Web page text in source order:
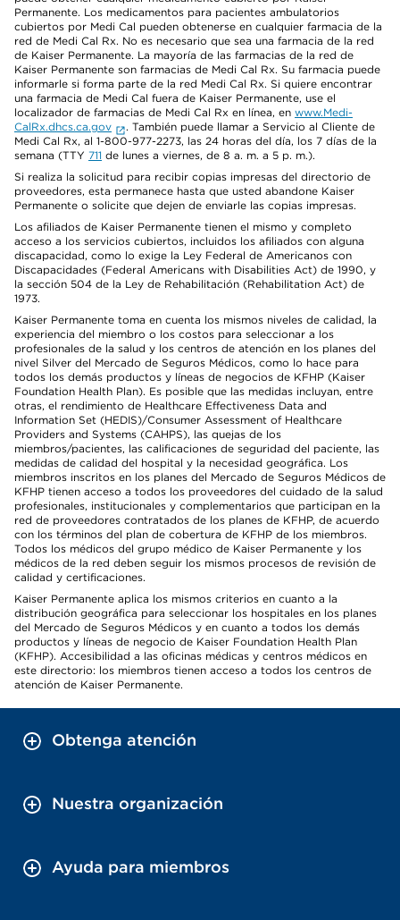
Permanente. Los medicamentos para pacientes ambulatorios
cubiertos por Medi Cal pueden obtenerse en cualquier farmacia de la
red de Medi Cal Rx. No es necesario que sea una farmacia de la red
de Kaiser Permanente. La mayoría de las farmacias de la red de
Kaiser Permanente son farmacias de Medi Cal Rx. Su farmacia puede
informarle si forma parte de la red Medi Cal Rx. Si quiere encontrar
una farmacia de Medi Cal fuera de Kaiser Permanente, use el
localizador de farmacias de Medi Cal Rx en línea, en www.Medi-
CalRx.dhcs.ca.gov
. También puede llamar a Servicio al Cliente de
Medi Cal Rx, al 1-800-977-2273, las 24 horas del día, los 7 días de la
semana (TTY 711 de lunes a viernes, de 8 a. m. a 5 p. m.).
Si realiza la solicitud para recibir copias impresas del directorio de
proveedores, esta permanece hasta que usted abandone Kaiser
Permanente o solicite que dejen de enviarle las copias impresas.
Los afiliados de Kaiser Permanente tienen el mismo y completo
acceso a los servicios cubiertos, incluidos los afiliados con alguna
discapacidad, como lo exige la Ley Federal de Americanos con
Discapacidades (Federal Americans with Disabilities Act) de 1990, y
la sección 504 de la Ley de Rehabilitación (Rehabilitation Act) de
1973.
Kaiser Permanente toma en cuenta los mismos niveles de calidad, la
experiencia del miembro o los costos para seleccionar a los
profesionales de la salud y los centros de atención en los planes del
nivel Silver del Mercado de Seguros Médicos, como lo hace para
todos los demás productos y líneas de negocios de KFHP (Kaiser
Foundation Health Plan). Es posible que las medidas incluyan, entre
otras, el rendimiento de Healthcare Effectiveness Data and
Information Set (HEDIS)/Consumer Assessment of Healthcare
Providers and Systems (CAHPS), las quejas de los
miembros/pacientes, las calificaciones de seguridad del paciente, las
medidas de calidad del hospital y la necesidad geográfica. Los
miembros inscritos en los planes del Mercado de Seguros Médicos de
KFHP tienen acceso a todos los proveedores del cuidado de la salud
profesionales, institucionales y complementarios que participan en la
red de proveedores contratados de los planes de KFHP, de acuerdo
con los términos del plan de cobertura de KFHP de los miembros.
Todos los médicos del grupo médico de Kaiser Permanente y los
médicos de la red deben seguir los mismos procesos de revisión de
calidad y certificaciones.
Kaiser Permanente aplica los mismos criterios en cuanto a la
distribución geográfica para seleccionar los hospitales en los planes
del Mercado de Seguros Médicos y en cuanto a todos los demás
productos y líneas de negocio de Kaiser Foundation Health Plan
(KFHP). Accesibilidad a las oficinas médicas y centros médicos en
este directorio: los miembros tienen acceso a todos los centros de
atención de Kaiser Permanente.
Obtenga atención
Nuestra organización
Ayuda para miembros